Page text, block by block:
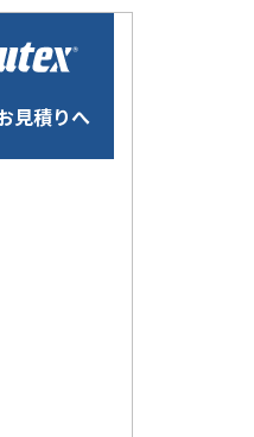
見積りへ